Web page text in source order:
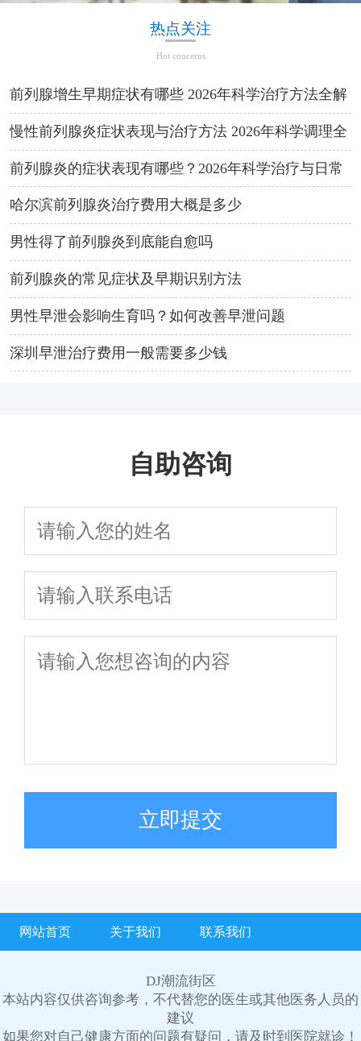
热点关注
Hot concerns
前列腺增生早期症状有哪些 2026年科学治疗方法全解
析
慢性前列腺炎症状表现与治疗方法 2026年科学调理全
攻略
前列腺炎的症状表现有哪些？2026年科学治疗与日常
预防方法
哈尔滨前列腺炎治疗费用大概是多少
男性得了前列腺炎到底能自愈吗
前列腺炎的常见症状及早期识别方法
男性早泄会影响生育吗？如何改善早泄问题
深圳早泄治疗费用一般需要多少钱
自助咨询
立即提交
网站首页 关于我们 联系我们
DJ潮流街区
本站内容仅供咨询参考，不代替您的医生或其他医务人员的
建议
如果您对自己健康方面的问题有疑问，请及时到医院就诊！